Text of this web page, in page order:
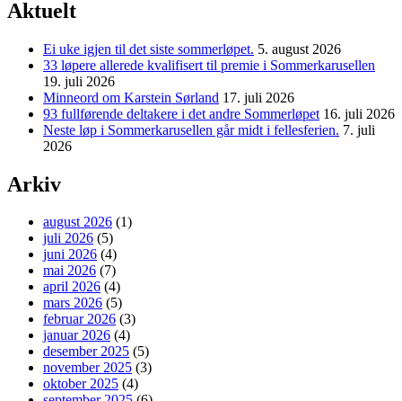
Aktuelt
Ei uke igjen til det siste sommerløpet. 5. august 2026
33 løpere allerede kvalifisert til premie i Sommerkarusellen
19. juli 2026
Minneord om Karstein Sørland 17. juli 2026
93 fullførende deltakere i det andre Sommerløpet 16. juli 2026
Neste løp i Sommerkarusellen går midt i fellesferien. 7. juli
2026
Arkiv
august 2026 (1)
juli 2026 (5)
juni 2026 (4)
mai 2026 (7)
april 2026 (4)
mars 2026 (5)
februar 2026 (3)
januar 2026 (4)
desember 2025 (5)
november 2025 (3)
oktober 2025 (4)